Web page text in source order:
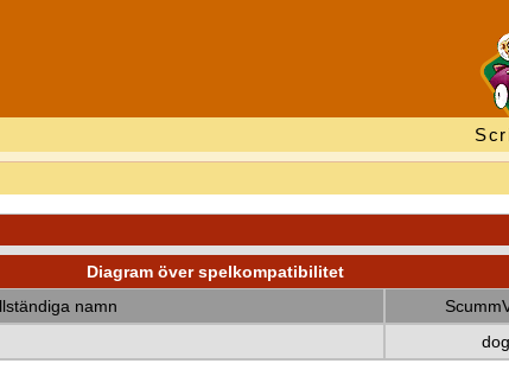
Diagram över spelkompatibilitet
namn
dog